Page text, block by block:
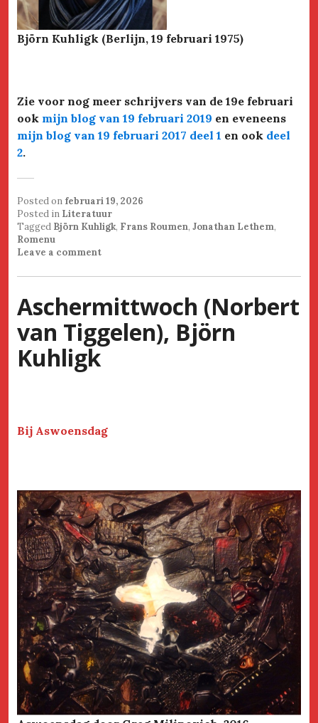
Björn Kuhligk (Berlijn, 19 februari 1975)
Zie voor nog meer schrijvers van de 19e februari
ook mijn blog van 19 februari 2019 en eveneens
mijn blog van 19 februari 2017 deel 1 en ook deel
2.
Posted on februari 19, 2026
Posted in Literatuur
Tagged Björn Kuhligk, Frans Roumen, Jonathan Lethem,
Romenu
Leave a comment
Aschermittwoch (Norbert
van Tiggelen), Björn
Kuhligk
Bij Aswoensdag